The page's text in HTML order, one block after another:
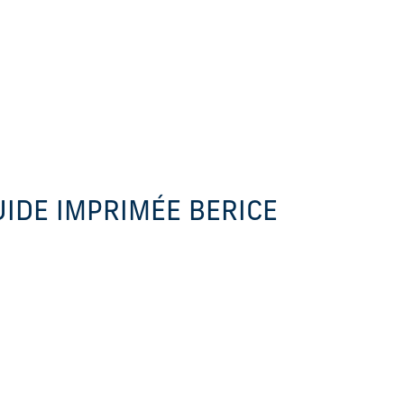
IMPRIMÉE BERICE